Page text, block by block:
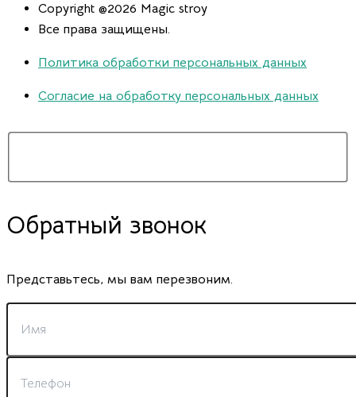
Copyright @2026 Magic stroy
Все права защищены.
Политика обработки персональных данных
Согласие на обработку персональных данных
Обратный звонок
Представьтесь, мы вам перезвоним.